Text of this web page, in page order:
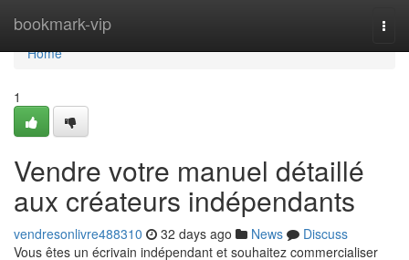
bookmark-vip
Home
Home
1
Vendre votre manuel détaillé
aux créateurs indépendants
vendresonlivre488310 32 days ago News
Discuss
Vous êtes un écrivain indépendant et souhaitez commercialiser